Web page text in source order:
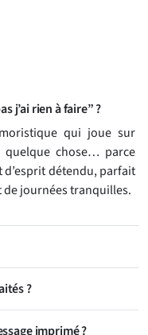
j’ai rien à faire” ?
qui joue sur
quelque chose… parce
d’esprit détendu, parfait
de journées tranquilles.
?
imprimé ?